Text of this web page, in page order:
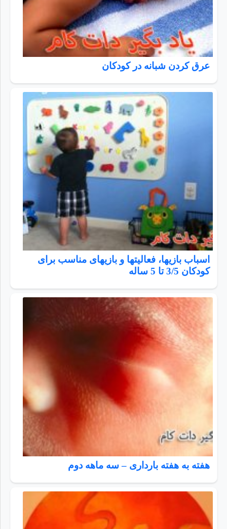
عرق کردن شبانه در کودکان
اسباب بازیها، فعالیتها و بازیهای مناسب برای
کودکان 3/5 تا 5 ساله
هفته به هفته بارداری – سه ماهه دوم